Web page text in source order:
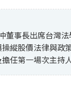
董事長出席台灣
縱股價法律與政
任第一場次主持